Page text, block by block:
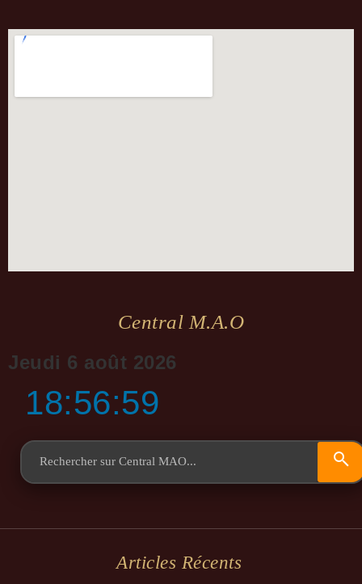
Central M.a.o
Jeudi 6 août 2026
18:57:00
Articles Récents